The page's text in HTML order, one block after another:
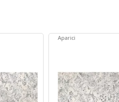
Aparici